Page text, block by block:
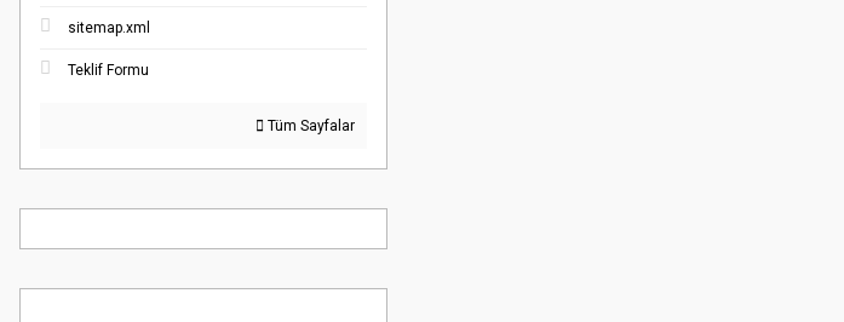
sitemap.xml
Teklif Formu
Tüm Sayfalar